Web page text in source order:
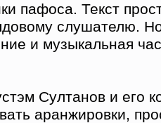
пафоса. Текст
слушателю.
и музыкальная
Султанов и его
аранжировки,